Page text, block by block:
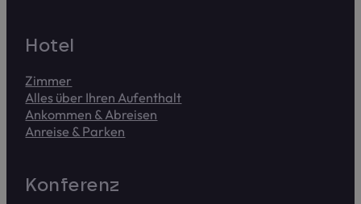
Hotel
Zimmer
Alles über Ihren Aufenthalt
Ankommen & Abreisen
Anreise & Parken
Kon­fe­renz